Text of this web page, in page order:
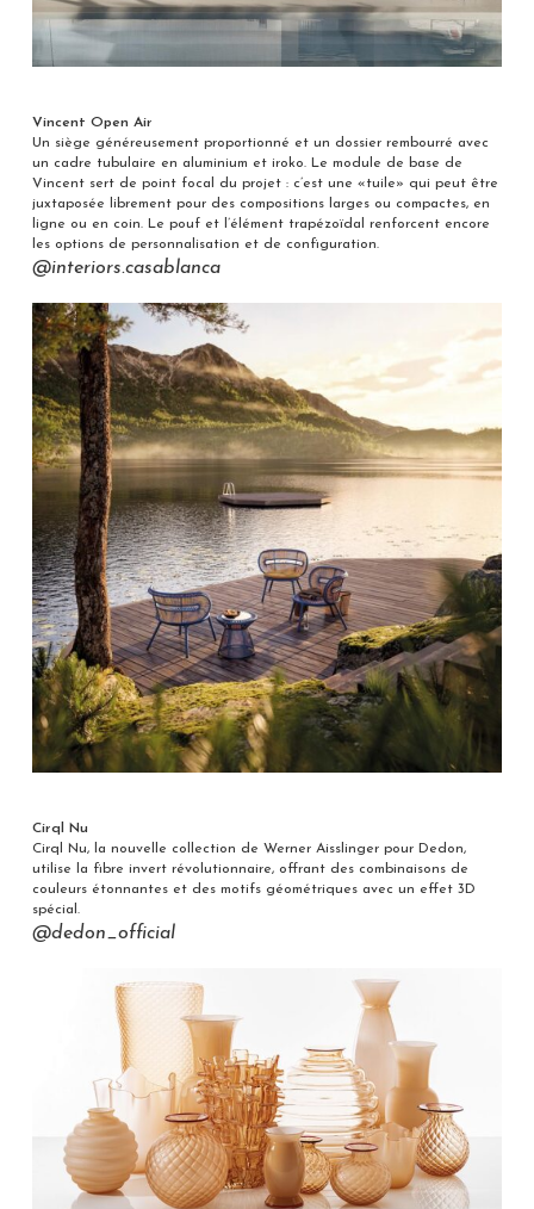
Vincent Open Air
Un siège généreusement proportionné et un dossier rembourré avec
un cadre tubulaire en aluminium et iroko. Le module de base de
Vincent sert de point focal du projet : c’est une «tuile» qui peut être
juxtaposée librement pour des compositions larges ou compactes, en
ligne ou en coin. Le pouf et l’élément trapézoïdal renforcent encore
les options de personnalisation et de configuration.
@interiors.casablanca
Cirql Nu
Cirql Nu, la nouvelle collection de Werner Aisslinger pour Dedon,
utilise la fibre invert révolutionnaire, offrant des combinaisons de
couleurs étonnantes et des motifs géométriques avec un effet 3D
spécial.
@dedon_official